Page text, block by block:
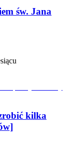
św. Jana
kilka